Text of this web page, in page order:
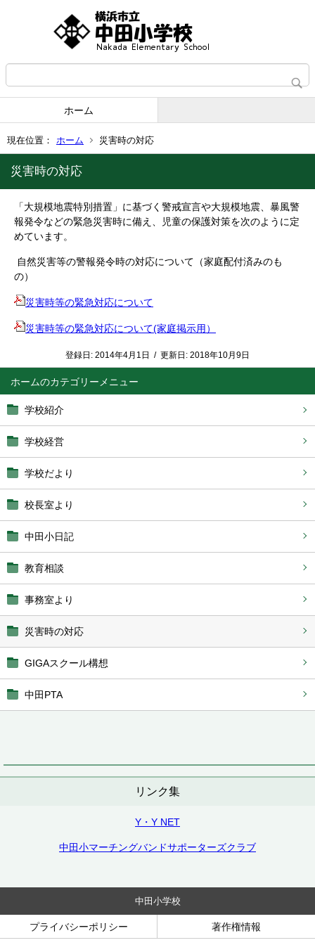
ホーム
現在位置： ホーム 災害時の対応
ホーム
学校紹介
学校経営
学校だより
校長室より
中田小日記
教育相談
事務室より
災害時の対応
GIGAスクール構想
中田PTA
リンク集
Y・Y NET
中田小マーチングバンドサポーターズクラブ
災害時の対応
「大規模地震特別措置」に基づく警戒宣言や大規模地震、暴風警
報発令などの緊急災害時に備え、児童の保護対策を次のように定
めています。
自然災害等の警報発令時の対応について（家庭配付済みのも
の）
災害時等の緊急対応について
災害時等の緊急対応について(家庭掲示用）
登録日: 2014年4月1日 / 更新日: 2018年10月9日
中田小学校
プライバシーポリシー 著作権情報